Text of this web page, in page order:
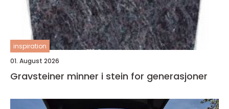
inspiration
01. August 2026
Gravsteiner minner i stein for generasjoner